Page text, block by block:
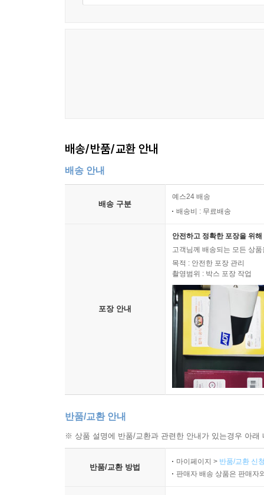
배송/반품/교환 안내
배송 안내
배송 구분
예스24 배송
배송비 : 무료배송
포장 안내
안전하고 정확한 포장을 위
고객님께 배송되는 모든 상
목적 : 안전한 포장 관리
촬영범위 : 박스 포장 작업
반품/교환 안내
※ 상품 설명에 반품/교환과 관련한 안내가 있는경우 아
반품/교환 방법
마이페이지 > 반품/교환 신
판매자 배송 상품은 판매자